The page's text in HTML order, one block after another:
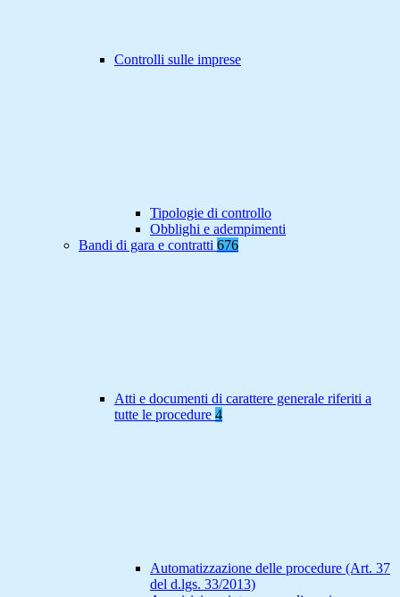
Controlli sulle imprese
Tipologie di controllo
Obblighi e adempimenti
Bandi di gara e contratti 676
Atti e documenti di carattere generale riferiti a
tutte le procedure 4
Automatizzazione delle procedure (Art. 37
del d.lgs. 33/2013)